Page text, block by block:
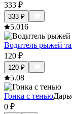
333 ₽
333 ₽
5.016
Водитель рыжей
120 ₽
120 ₽
5.08
Гонка с тенью
0 ₽